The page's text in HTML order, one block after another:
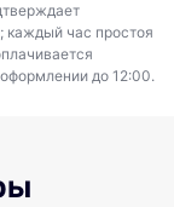
каждый час простоя
до 12:00.